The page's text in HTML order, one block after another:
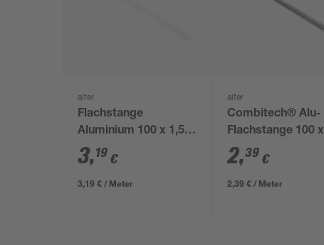
alfer
Flachstange
Aluminium 100 x 1,55
x 0,2 cm
3,19 €
3,19 € / Meter
alfer
Combitech® Alu-
Flachstange 100 x
1,15 x 0,2 cm
2,39 €
2,39 € / Meter